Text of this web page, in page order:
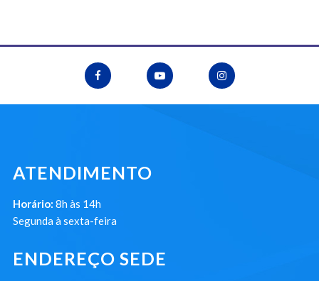
ATENDIMENTO
Horário: 8h às 14h
Segunda à sexta-feira
ENDEREÇO SEDE